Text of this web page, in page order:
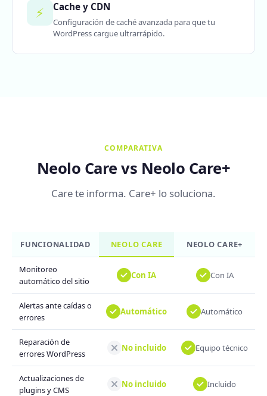
⚡ Cache y CDN
Configuración de caché avanzada para que tu
WordPress cargue ultrarrápido.
COMPARATIVA
Neolo Care vs Neolo Care+
Care te informa. Care+ lo soluciona.
FUNCIONALIDAD NEOLO CARE NEOLO CARE+
Monitoreo
automático del sitio
Con IA Con IA
Alertas ante caídas o
errores
Automático Automático
Reparación de
errores WordPress
No incluido Equipo técnico
Actualizaciones de
plugins y CMS
No incluido Incluido